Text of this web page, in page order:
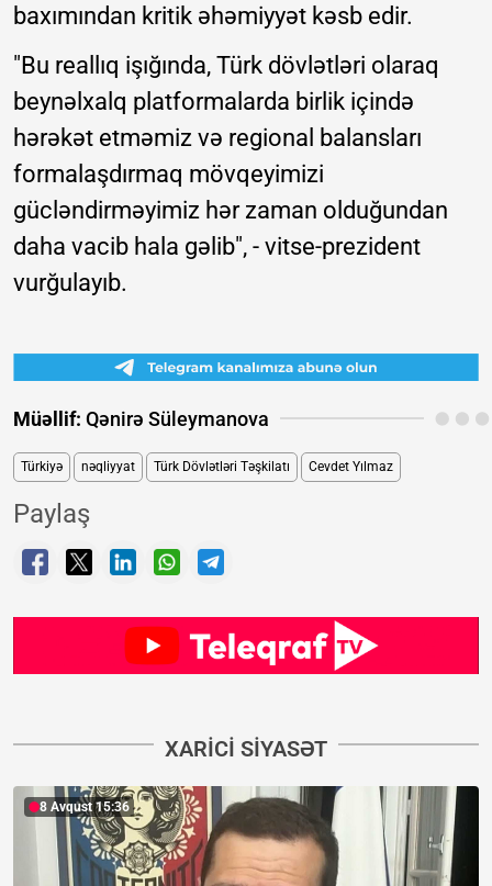
baxımından kritik əhəmiyyət kəsb edir.
"Bu reallıq işığında, Türk dövlətləri olaraq
beynəlxalq platformalarda birlik içində
hərəkət etməmiz və regional balansları
formalaşdırmaq mövqeyimizi
gücləndirməyimiz hər zaman olduğundan
daha vacib hala gəlib", - vitse-prezident
vurğulayıb.
Müəllif: Qənirə Süleymanova
Türkiyə nəqliyyat Türk Dövlətləri Təşkilatı Cevdet Yılmaz
Paylaş
XARICI SIYASƏT
8 Avqust 15:36